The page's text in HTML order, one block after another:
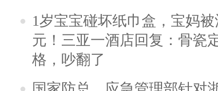
1岁宝宝碰坏纸巾盒，宝妈
元！三亚一酒店回复：骨瓷
格，吵翻了